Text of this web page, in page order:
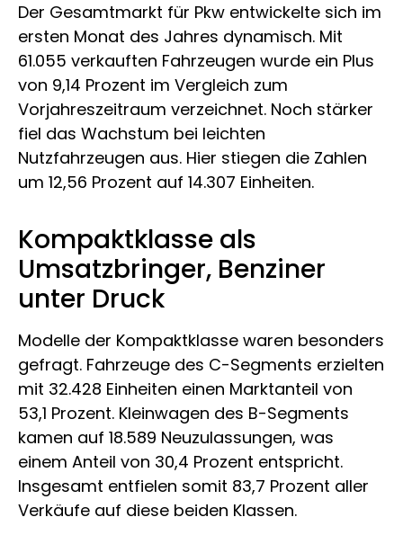
Der Gesamtmarkt für Pkw entwickelte sich im
ersten Monat des Jahres dynamisch. Mit
61.055 verkauften Fahrzeugen wurde ein Plus
von 9,14 Prozent im Vergleich zum
Vorjahreszeitraum verzeichnet. Noch stärker
fiel das Wachstum bei leichten
Nutzfahrzeugen aus. Hier stiegen die Zahlen
um 12,56 Prozent auf 14.307 Einheiten.
Kompaktklasse als
Umsatzbringer, Benziner
unter Druck
Modelle der Kompaktklasse waren besonders
gefragt. Fahrzeuge des C-Segments erzielten
mit 32.428 Einheiten einen Marktanteil von
53,1 Prozent. Kleinwagen des B-Segments
kamen auf 18.589 Neuzulassungen, was
einem Anteil von 30,4 Prozent entspricht.
Insgesamt entfielen somit 83,7 Prozent aller
Verkäufe auf diese beiden Klassen.